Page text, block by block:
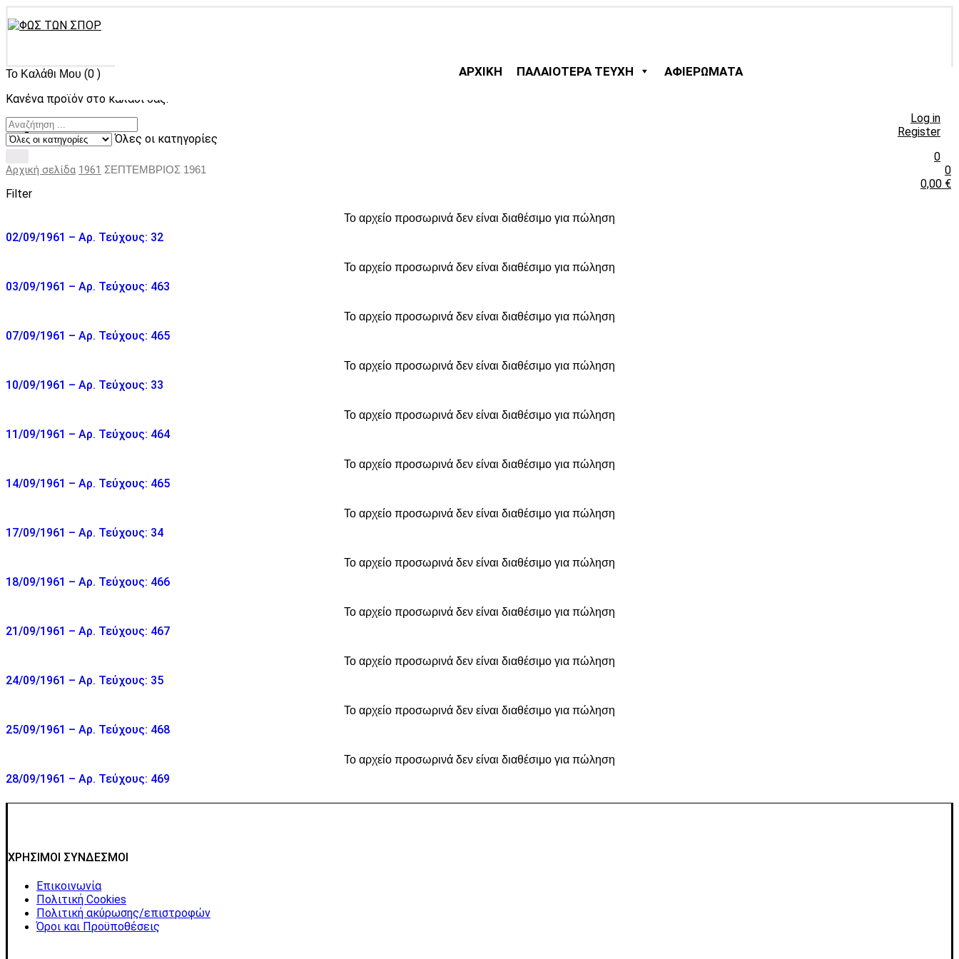
ΑΡΧΙΚΗ ΠΑΛΑΙΟΤΕΡΑ ΤΕΥΧΗ ΑΦΙΕΡΩΜΑΤΑ
Log in
Register
0
0
0,00 €
Το Καλάθι Μου (0 )
Κανένα προϊόν στο καλάθι σας.
Όλες οι κατηγορίες
Αρχική σελίδα 1961 ΣΕΠΤΕΜΒΡΙΟΣ 1961
Filter
Το αρχείο προσωρινά δεν είναι διαθέσιμο για πώληση
02/09/1961 – Αρ. Τεύχους: 32
Το αρχείο προσωρινά δεν είναι διαθέσιμο για πώληση
03/09/1961 – Αρ. Τεύχους: 463
Το αρχείο προσωρινά δεν είναι διαθέσιμο για πώληση
07/09/1961 – Αρ. Τεύχους: 465
Το αρχείο προσωρινά δεν είναι διαθέσιμο για πώληση
10/09/1961 – Αρ. Τεύχους: 33
Το αρχείο προσωρινά δεν είναι διαθέσιμο για πώληση
11/09/1961 – Αρ. Τεύχους: 464
Το αρχείο προσωρινά δεν είναι διαθέσιμο για πώληση
14/09/1961 – Αρ. Τεύχους: 465
Το αρχείο προσωρινά δεν είναι διαθέσιμο για πώληση
17/09/1961 – Αρ. Τεύχους: 34
Το αρχείο προσωρινά δεν είναι διαθέσιμο για πώληση
18/09/1961 – Αρ. Τεύχους: 466
Το αρχείο προσωρινά δεν είναι διαθέσιμο για πώληση
21/09/1961 – Αρ. Τεύχους: 467
Το αρχείο προσωρινά δεν είναι διαθέσιμο για πώληση
24/09/1961 – Αρ. Τεύχους: 35
Το αρχείο προσωρινά δεν είναι διαθέσιμο για πώληση
25/09/1961 – Αρ. Τεύχους: 468
Το αρχείο προσωρινά δεν είναι διαθέσιμο για πώληση
28/09/1961 – Αρ. Τεύχους: 469
ΧΡΗΣΙΜΟΙ ΣΥΝΔΕΣΜΟΙ
Επικοινωνία
Πολιτική Cookies
Πολιτική ακύρωσης/επιστροφών
Όροι και Προϋποθέσεις